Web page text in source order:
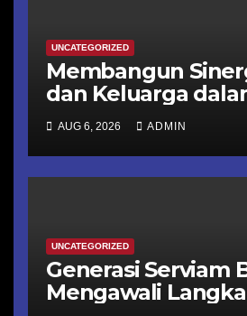
UNCATEGORIZED
Membangun
dan Keluarga
Membentuk
Peserta Didik
AUG 6, 2026 ADMIN
UNCATEGORIZED
Generasi Serviam
Mengawali